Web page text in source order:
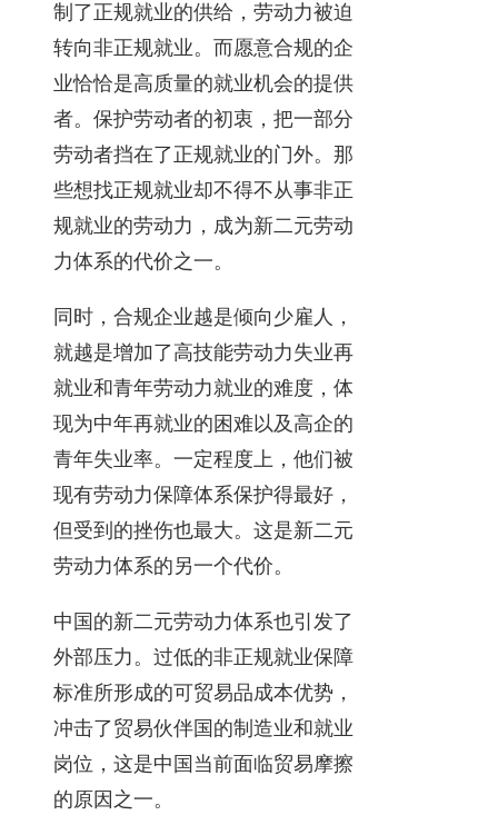
制了正规就业的供给，劳动力被迫
转向非正规就业。而愿意合规的企
业恰恰是高质量的就业机会的提供
者。保护劳动者的初衷，把一部分
劳动者挡在了正规就业的门外。那
些想找正规就业却不得不从事非正
规就业的劳动力，成为新二元劳动
力体系的代价之一。
同时，合规企业越是倾向少雇人，
就越是增加了高技能劳动力失业再
就业和青年劳动力就业的难度，体
现为中年再就业的困难以及高企的
青年失业率。一定程度上，他们被
现有劳动力保障体系保护得最好，
但受到的挫伤也最大。这是新二元
劳动力体系的另一个代价。
中国的新二元劳动力体系也引发了
外部压力。过低的非正规就业保障
标准所形成的可贸易品成本优势，
冲击了贸易伙伴国的制造业和就业
岗位，这是中国当前面临贸易摩擦
的原因之一。